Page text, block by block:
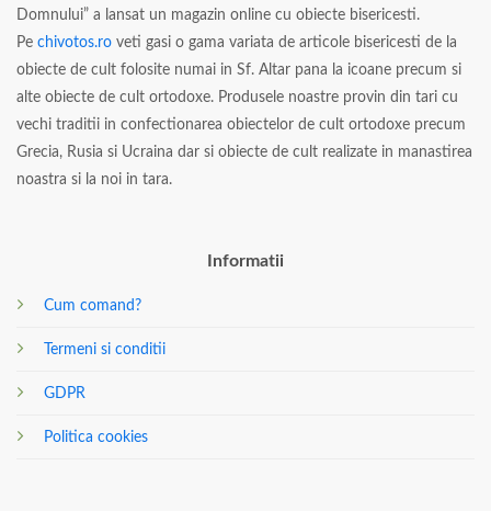
Domnului” a lansat un magazin online cu obiecte bisericesti.
Pe chivotos.ro veti gasi o gama variata de articole bisericesti de la
obiecte de cult folosite numai in Sf. Altar pana la icoane precum si
alte obiecte de cult ortodoxe. Produsele noastre provin din tari cu
vechi traditii in confectionarea obiectelor de cult ortodoxe precum
Grecia, Rusia si Ucraina dar si obiecte de cult realizate in manastirea
noastra si la noi in tara.
Informatii
Cum comand?
Termeni si conditii
GDPR
Politica cookies